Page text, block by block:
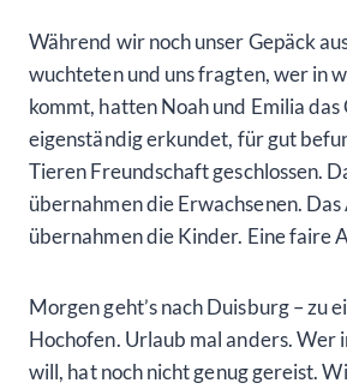
Während wir noch unser Gepäck
wuchteten und uns fragten, wer in
kommt, hatten Noah und Emilia
eigenständig erkundet, für gut
Tieren Freundschaft geschlossen.
übernahmen die Erwachsenen.
übernahmen die Kinder. Eine faire
Morgen geht’s nach Duisburg – zu
Hochofen. Urlaub mal anders. Wer
will, hat noch nicht genug gereist.